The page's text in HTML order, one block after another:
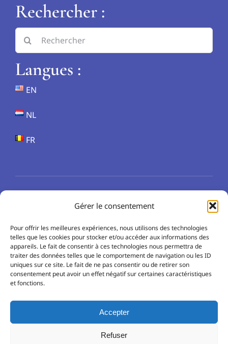
Gérer le consentement
Pour offrir les meilleures expériences, nous utilisons des technologies
telles que les cookies pour stocker et/ou accéder aux informations des
appareils. Le fait de consentir à ces technologies nous permettra de
traiter des données telles que le comportement de navigation ou les ID
uniques sur ce site. Le fait de ne pas consentir ou de retirer son
consentement peut avoir un effet négatif sur certaines caractéristiques
et fonctions.
Accepter
Refuser
Rechercher :
Search
for:
Langues :
EN
NL
FR
© 2026 • Clinique Les Lauriers • Tous droits réservés